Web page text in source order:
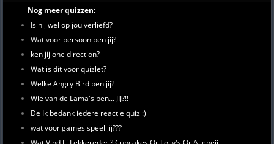
Nog meer quizzen:
Is hij wel op jou verliefd?
Wat voor persoon ben jij?
ken jij one direction?
Wat is dit voor quizlet?
Welke Angry Bird ben jij?
Wie van de Lama's ben... JIJ?!!
De Ik bedank iedere reactie quiz :)
wat voor games speel jij???